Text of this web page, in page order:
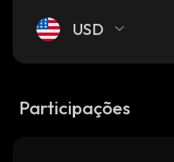
USD
Participações